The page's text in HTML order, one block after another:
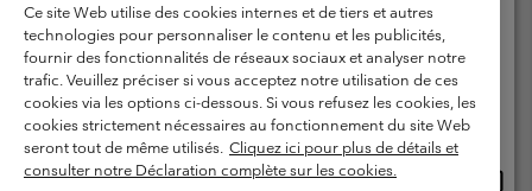
Garanties Légales
Politique de confidentialité
Conditions d'utilisation - Membres
Conditions D'utilisation - Contenu généré par l'utilisateur
Impressum
Cookies
Public CBCR
Ce site Web utilise des cookies internes et de tiers et autres
technologies pour personnaliser le contenu et les publicités,
fournir des fonctionnalités de réseaux sociaux et analyser notre
trafic. Veuillez préciser si vous acceptez notre utilisation de ces
cookies via les options ci-dessous. Si vous refusez les cookies, les
cookies strictement nécessaires au fonctionnement du site Web
seront tout de même utilisés. Cliquez ici pour plus de détails et
consulter notre Déclaration complète sur les cookies.
Veuillez sélectionner votre pays d’expédition et
votre langue
Achats en ligne disponibles
United States